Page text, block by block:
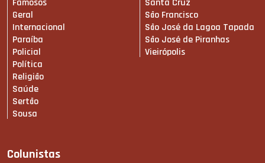
Famosos
Geral
Internacional
Paraíba
Policial
Política
Religião
Saúde
Sertão
Sousa
Santa Cruz
São Francisco
São José da Lagoa Tapada
São José de Piranhas
Vieirópolis
Colunistas